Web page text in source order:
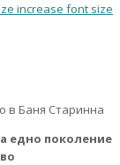
increase font size
едно поколение